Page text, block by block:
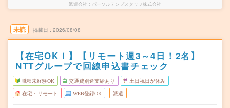
派遣会社 パーソルテンプスタッフ株式会社
未読 掲載日 2026/08/08
【在宅OK！】【リモート週3～4日！2名】
NTTグループで回線申込書チェック
職種未経験OK 交通費別途支給あり 土日祝日が休み
在宅・リモート WEB登録OK 派遣